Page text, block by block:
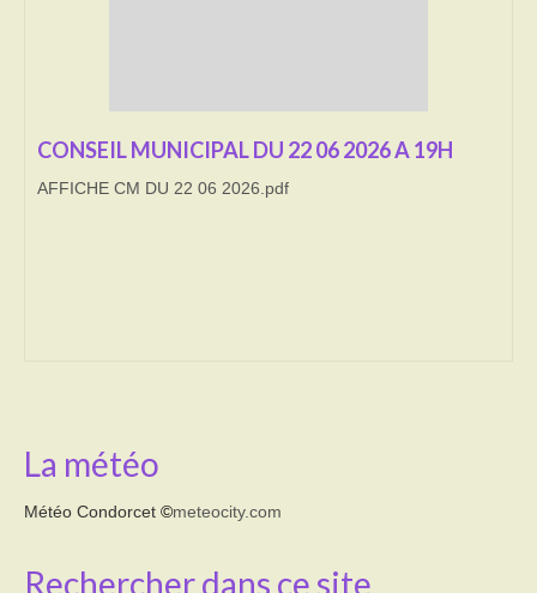
Culte
Correspondants de presse
CONSEIL MUNICIPAL DU 22 06 2026 A 19H
AFFICHE CM DU 22 06 2026.pdf
La météo
Météo Condorcet ©meteocity.com
Rechercher dans ce site